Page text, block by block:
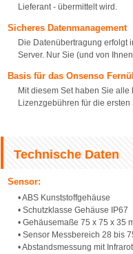
Lieferant - übermittelt wird.
Sicheres Datenmanagement
Die Datenübertragung erfolgt
Server. Nur Sie (und von
Basis für das Onsenso
Mit diesem Set haben Sie
Lizenzgebühren für die
Technische Daten
Sensor:
• ABS Kunststoffgehäuse
• Schutzklasse Gehäuse IP67
• Gehäusemaße 75 x 75 x 35
• Sensor Messbereich 28 bis
• Abstandsmessung mit